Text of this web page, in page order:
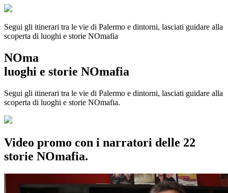
Segui gli itinerari tra le vie di Palermo e dintorni, lasciati guidare alla
scoperta di luoghi e storie NOmafia
NOma
luoghi e storie NOmafia
Segui gli itinerari tra le vie di Palermo e dintorni, lasciati guidare alla
scoperta di luoghi e storie NOmafia.
Video promo con i narratori delle 22
storie NOmafia.